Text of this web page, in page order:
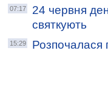
07:17
24 червня
святкують
15:29
Розпочалася